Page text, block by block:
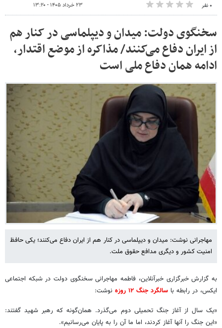
۰ نفر ۲۳ خرداد ۱۴۰۵ - ۱۳:۲۰
سخنگوی دولت: میدان و دیپلماسی در کنار هم
از ایران دفاع می‌کنند/ مذاکره از موضع اقتدار،
ادامه همان دفاع ملی است
مهاجرانی نوشت: میدان و دیپلماسی در کنار هم از ایران دفاع می‌کنند؛ یکی حافظ
امنیت کشور و دیگری مدافع حقوق ملت.
به گزارش خبرگزاری خبرآنلاین، فاطمه مهاجرانی سخنگوی دولت در شبکه اجتماعی
ایکس، در رابطه با سالگرد جنگ ۱۲ روزه
نوشت:
«یک سال از آغاز جنگ تحمیلی دوم می‌گذرد. همان‌گونه که رهبر شهید گفتند:
«این جنگ را آنها آغاز کردند، اما ما آن را به پایان می‌رسانیم».